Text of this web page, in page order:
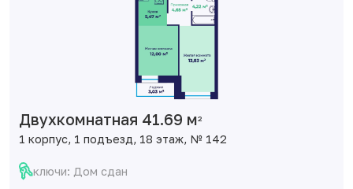
Двухкомнатная 41.69 м2
1 корпус, 1 подъезд, 18 этаж, № 142
ключи: Дом сдан